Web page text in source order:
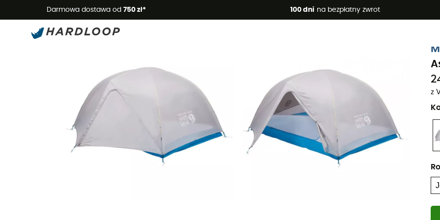
Darmowa dostawa od 750 zł* 100 dni na bezpłatny zwrot
Letnie promocje 🔥 -5% DODATKOWO przy zakupie 2 produktów*, kod
z